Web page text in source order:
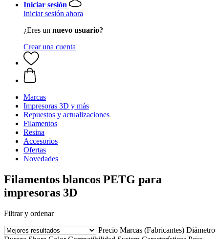
Iniciar sesión
Iniciar sesión ahora
¿Eres un nuevo usuario?
Crear una cuenta
Marcas
Impresoras 3D y más
Repuestos y actualizaciones
Filamentos
Resina
Accesorios
Ofertas
Novedades
Filamentos blancos PETG para
impresoras 3D
Filtrar y ordenar
Precio Marcas (Fabricantes) Diámetro